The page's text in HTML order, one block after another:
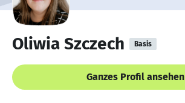
Oliwia Szczech Basis
Ganzes Profil ansehen